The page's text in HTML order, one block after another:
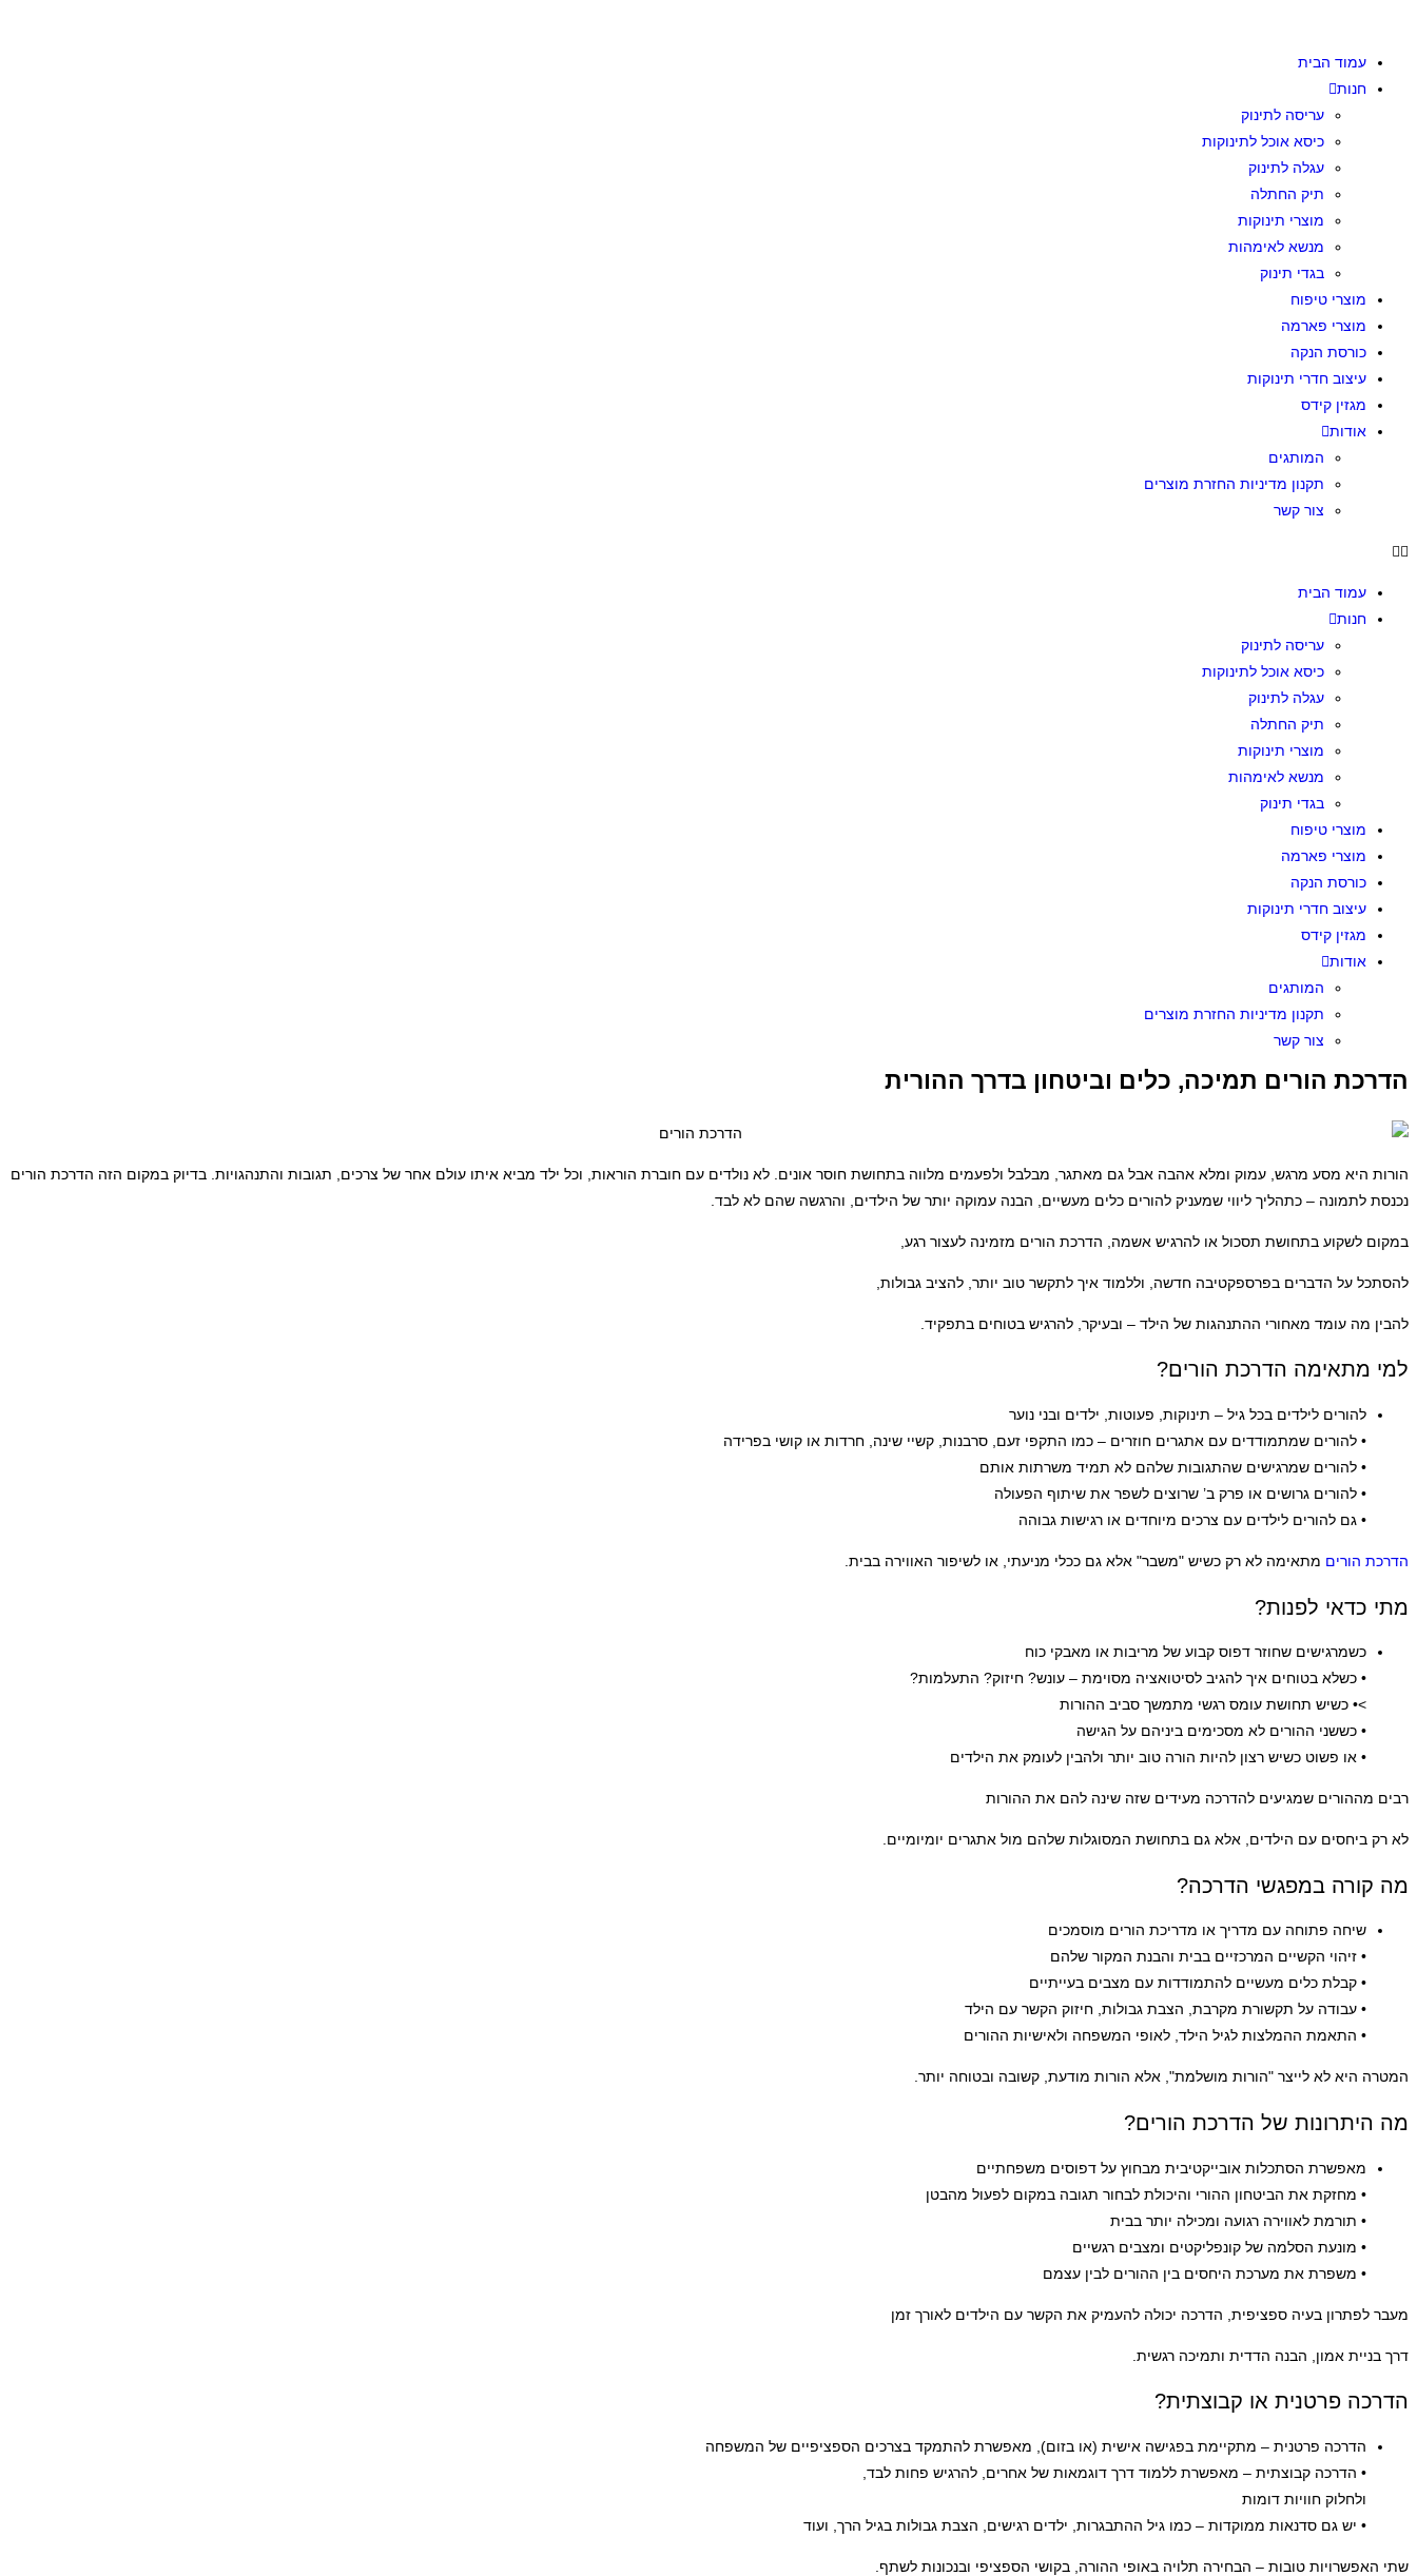
עמוד הבית
חנות
עריסה לתינוק
כיסא אוכל לתינוקות
עגלה לתינוק
תיק החתלה
מוצרי תינוקות
מנשא לאימהות
בגדי תינוק
מוצרי טיפוח
מוצרי פארמה
כורסת הנקה
עיצוב חדרי תינוקות
מגזין קידס
אודות
המותגים
תקנון מדיניות החזרת מוצרים
צור קשר
עמוד הבית
חנות
עריסה לתינוק
כיסא אוכל לתינוקות
עגלה לתינוק
תיק החתלה
מוצרי תינוקות
מנשא לאימהות
בגדי תינוק
מוצרי טיפוח
מוצרי פארמה
כורסת הנקה
עיצוב חדרי תינוקות
מגזין קידס
אודות
המותגים
תקנון מדיניות החזרת מוצרים
צור קשר
הדרכת הורים תמיכה, כלים וביטחון בדרך ההורית
הורות היא מסע מרגש, עמוק ומלא אהבה אבל גם מאתגר, מבלבל ולפעמים מלווה בתחושת חוסר אונים. לא נולדים עם חוברת הוראות, וכל ילד מביא איתו עולם אחר של צרכים, תגובות והתנהגויות. בדיוק במקום הזה הדרכת הורים
נכנסת לתמונה – כתהליך ליווי שמעניק להורים כלים מעשיים, הבנה עמוקה יותר של הילדים, והרגשה שהם לא לבד.
במקום לשקוע בתחושת תסכול או להרגיש אשמה, הדרכת הורים מזמינה לעצור רגע,
להסתכל על הדברים בפרספקטיבה חדשה, וללמוד איך לתקשר טוב יותר, להציב גבולות,
להבין מה עומד מאחורי ההתנהגות של הילד – ובעיקר, להרגיש בטוחים בתפקיד.
למי מתאימה הדרכת הורים?
להורים לילדים בכל גיל – תינוקות, פעוטות, ילדים ובני נוער
• להורים שמתמודדים עם אתגרים חוזרים – כמו התקפי זעם, סרבנות, קשיי שינה, חרדות או קושי בפרידה
• להורים שמרגישים שהתגובות שלהם לא תמיד משרתות אותם
• להורים גרושים או פרק ב’ שרוצים לשפר את שיתוף הפעולה
• גם להורים לילדים עם צרכים מיוחדים או רגישות גבוהה
הדרכת הורים מתאימה לא רק כשיש "משבר" אלא גם ככלי מניעתי, או לשיפור האווירה בבית.
מתי כדאי לפנות?
כשמרגישים שחוזר דפוס קבוע של מריבות או מאבקי כוח
• כשלא בטוחים איך להגיב לסיטואציה מסוימת – עונש? חיזוק? התעלמות?
>• כשיש תחושת עומס רגשי מתמשך סביב ההורות
• כששני ההורים לא מסכימים ביניהם על הגישה
• או פשוט כשיש רצון להיות הורה טוב יותר ולהבין לעומק את הילדים
רבים מההורים שמגיעים להדרכה מעידים שזה שינה להם את ההורות
לא רק ביחסים עם הילדים, אלא גם בתחושת המסוגלות שלהם מול אתגרים יומיומיים.
מה קורה במפגשי הדרכה?
שיחה פתוחה עם מדריך או מדריכת הורים מוסמכים
• זיהוי הקשיים המרכזיים בבית והבנת המקור שלהם
• קבלת כלים מעשיים להתמודדות עם מצבים בעייתיים
• עבודה על תקשורת מקרבת, הצבת גבולות, חיזוק הקשר עם הילד
• התאמת ההמלצות לגיל הילד, לאופי המשפחה ולאישיות ההורים
המטרה היא לא לייצר "הורות מושלמת", אלא הורות מודעת, קשובה ובטוחה יותר.
מה היתרונות של הדרכת הורים?
מאפשרת הסתכלות אובייקטיבית מבחוץ על דפוסים משפחתיים
• מחזקת את הביטחון ההורי והיכולת לבחור תגובה במקום לפעול מהבטן
• תורמת לאווירה רגועה ומכילה יותר בבית
• מונעת הסלמה של קונפליקטים ומצבים רגשיים
• משפרת את מערכת היחסים בין ההורים לבין עצמם
מעבר לפתרון בעיה ספציפית, הדרכה יכולה להעמיק את הקשר עם הילדים לאורך זמן
דרך בניית אמון, הבנה הדדית ותמיכה רגשית.
הדרכה פרטנית או קבוצתית?
הדרכה פרטנית – מתקיימת בפגישה אישית (או בזום), מאפשרת להתמקד בצרכים הספציפיים של המשפחה
• הדרכה קבוצתית – מאפשרת ללמוד דרך דוגמאות של אחרים, להרגיש פחות לבד,
ולחלוק חוויות דומות
• יש גם סדנאות ממוקדות – כמו גיל ההתבגרות, ילדים רגישים, הצבת גבולות בגיל הרך, ועוד
שתי האפשרויות טובות – הבחירה תלויה באופי ההורה, בקושי הספציפי ובנכונות לשתף.